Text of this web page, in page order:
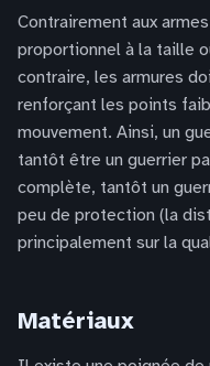
Contrairement aux
proportionnel à la taille
contraire, les armures
renforçant les points
mouvement. Ainsi, un
tantôt être un guerrier
complète, tantôt un
peu de protection (la
principalement sur la
Matériaux